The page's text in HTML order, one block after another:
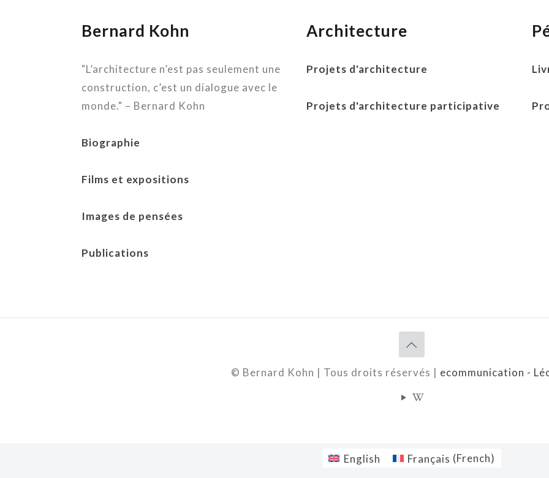
Bernard Kohn
"L’architecture n’est pas seulement une
construction, c’est un dialogue avec le
monde." – Bernard Kohn
Biographie
Films et expositions
Images de pensées
Publications
Architecture
Projets d'architecture
Projets d'architecture participative
© Bernard Kohn | Tous droits réservés | ecommunication -
English Français (French)